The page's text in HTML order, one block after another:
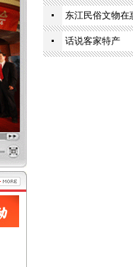
东江民俗文物在
话说客家特产